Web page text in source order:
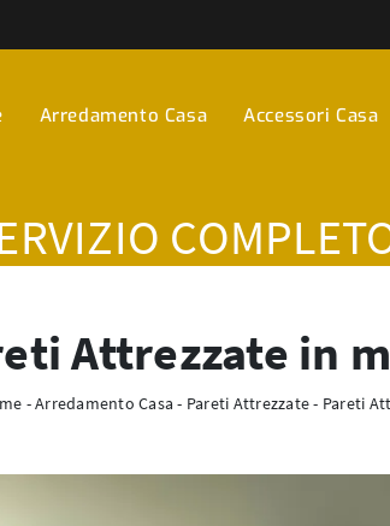
Arredamento Casa Accessori Casa
Attrezzate in
-Arredamento Casa - Pareti Attrezzate- Pareti